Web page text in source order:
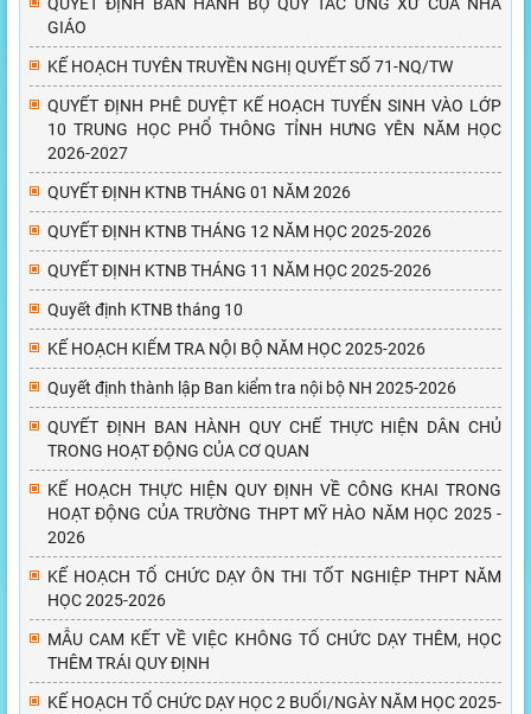
QUYẾT ĐỊNH BAN HÀNH BỘ QUY TẮC ỨNG XỬ CỦA NHÀ
GIÁO
KẾ HOẠCH TUYÊN TRUYỀN NGHỊ QUYẾT SỐ 71-NQ/TW
QUYẾT ĐỊNH PHÊ DUYỆT KẾ HOẠCH TUYỂN SINH VÀO LỚP
10 TRUNG HỌC PHỔ THÔNG TỈNH HƯNG YÊN NĂM HỌC
2026-2027
QUYẾT ĐỊNH KTNB THÁNG 01 NĂM 2026
QUYẾT ĐỊNH KTNB THÁNG 12 NĂM HỌC 2025-2026
QUYẾT ĐỊNH KTNB THÁNG 11 NĂM HỌC 2025-2026
Quyết định KTNB tháng 10
KẾ HOẠCH KIỂM TRA NỘI BỘ NĂM HỌC 2025-2026
Quyết định thành lập Ban kiểm tra nội bộ NH 2025-2026
QUYẾT ĐỊNH BAN HÀNH QUY CHẾ THỰC HIỆN DÂN CHỦ
TRONG HOẠT ĐỘNG CỦA CƠ QUAN
KẾ HOẠCH THỰC HIỆN QUY ĐỊNH VỀ CÔNG KHAI TRONG
HOẠT ĐỘNG CỦA TRƯỜNG THPT MỸ HÀO NĂM HỌC 2025 -
2026
KẾ HOẠCH TỔ CHỨC DẠY ÔN THI TỐT NGHIỆP THPT NĂM
HỌC 2025-2026
MẪU CAM KẾT VỀ VIỆC KHÔNG TỔ CHỨC DẠY THÊM, HỌC
THÊM TRÁI QUY ĐỊNH
KẾ HOẠCH TỔ CHỨC DẠY HỌC 2 BUỔI/NGÀY NĂM HỌC 2025-